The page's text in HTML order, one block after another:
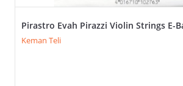
Pirastro Evah Pirazzi Violin Strings E-
Keman Teli